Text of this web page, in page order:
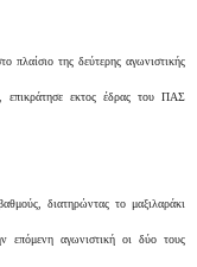
πλαίσιο της δεύτερης αγωνιστικής
εκτος έδρας του ΠΑΣ
διατηρώντας το μαξιλαράκι
αγωνιστική οι δύο τους